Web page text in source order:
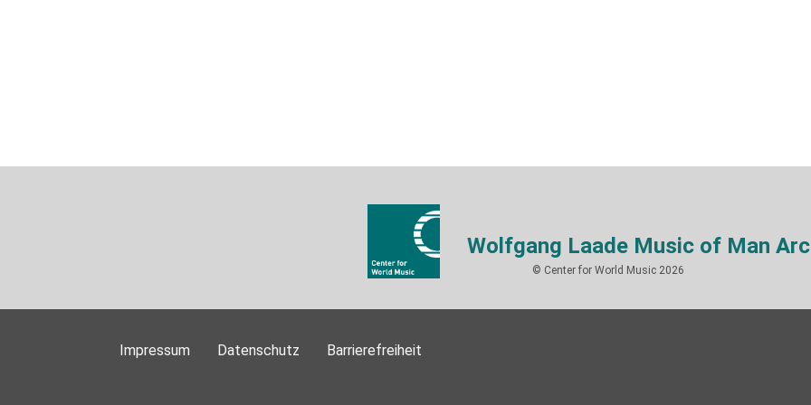
Wolfgang Laade Music of Man
© Center for World Music 2026
Impressum Datenschutz Barrierefreiheit